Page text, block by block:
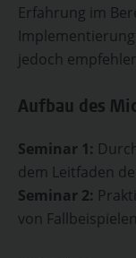
Erfahrung im
jedoch
Aufbau des
Seminar 1:
dem Leitfaden
Seminar 2:
von Fallbeispielen